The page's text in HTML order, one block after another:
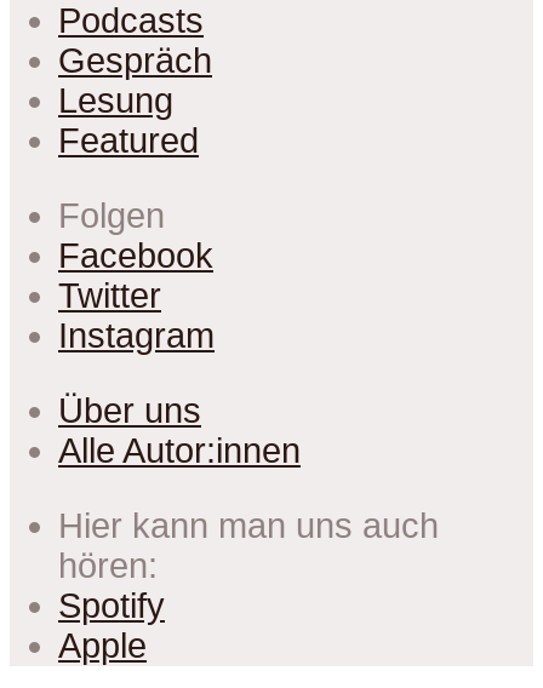
Podcasts
Gespräch
Lesung
Featured
Folgen
Facebook
Twitter
Instagram
Über uns
Alle Autor:innen
Hier kann man uns auch
hören:
Spotify
Apple